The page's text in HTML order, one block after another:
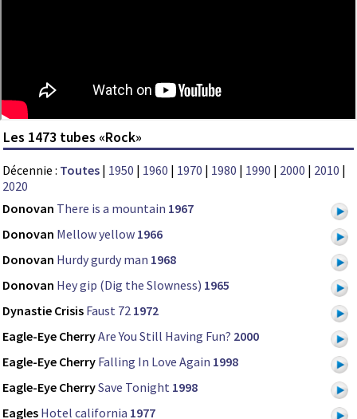
Les 1473 tubes «Rock»
Décennie : Toutes | 1950 | 1960 | 1970 | 1980 | 1990 | 2000 | 2010 |
2020
Donovan There is a mountain 1967
Donovan Mellow yellow 1966
Donovan Hurdy gurdy man 1968
Donovan Hey gip (Dig the Slowness) 1965
Dynastie Crisis Faust 72 1972
Eagle-Eye CherryAre You Still Having Fun? 2000
Eagle-Eye Cherry Falling In Love Again 1998
Eagle-Eye CherrySave Tonight 1998
Eagles Hotel california 1977